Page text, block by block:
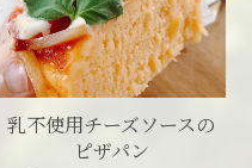
乳不使用チーズソースの
ピザパン